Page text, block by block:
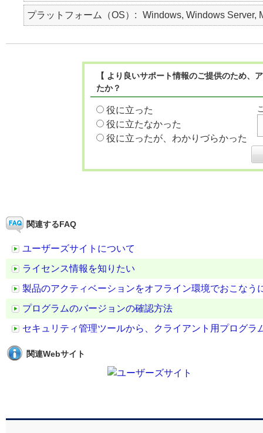
プラットフォーム（OS） Windows, Windows Server,
【 より良いサポート情報のご提供のため
たか？
役に立った
役に立たなかった
役に立ったが、わかりづらかった
関連するFAQ
ユーザーズサイトについて
ライセンス情報を知りたい
製品のアクティベーションをオフライン環境でおこなう
プログラムのバージョンの確認方法
セキュリティ管理ツールから、クライアント用プログラ
関連Webサイト